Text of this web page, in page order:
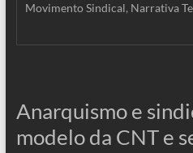
Movimento Sindical, Narrativa
Anarquismo e
modelo da CNT e